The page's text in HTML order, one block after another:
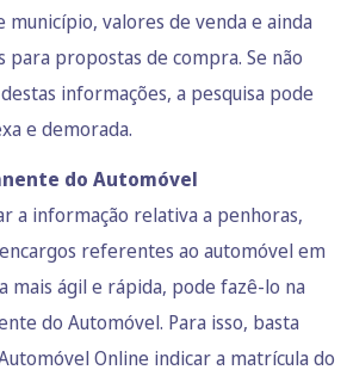
valores de venda e ainda
para propostas de compra. Se não
informações, a pesquisa pode
e demorada.
do Automóvel
a informação relativa a penhoras,
referentes ao automóvel em
mais ágil e rápida, pode fazê-lo na
do Automóvel. Para isso, basta
Online indicar a matrícula do